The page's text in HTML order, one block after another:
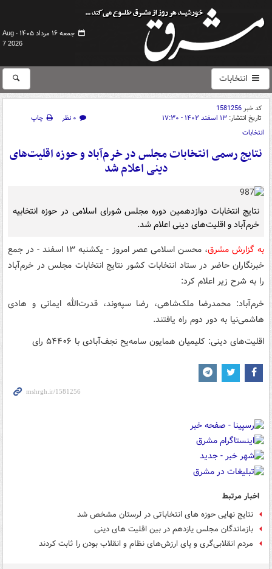
جمعه ۱۶ مرداد ۱۴۰۵ -
Aug
7 2026
انتخابات
کد خبر1581256
تاریخ انتشار: ۱۳ اسفند ۱۴۰۲ - ۱۷:۳۰ ۰ نظر
چاپ
انتخابات
نتایج رسمی انتخابات مجلس در خرم‌آباد و حوزه اقلیت‌های
دینی اعلام شد
نتایج انتخابات دوازدهمین دوره مجلس شورای اسلامی در حوزه انتخابیه
خرم‌آباد و اقلیت‌های دینی اعلام شد.
به گزارش مشرق
، محسن اسلامی عصر امروز - یکشنبه ۱۳ اسفند - در جمع
خبرنگاران حاضر در ستاد انتخابات کشور نتایج انتخابات مجلس در خرم‌آباد
را به شرح زیر اعلام کرد:
خرم‌آباد: محمدرضا ملک‌شاهی، رضا سپه‌وند، قدرت‌الله ایمانی و هادی
هاشمی‌نیا به دور دوم راه یافتند.
اقلیت‌های دینی: کلیمیان همایون سامه‌یح نجف‌آبادی با ۵۴۴۰۶ رای
اخبار مرتبط
نتایج نهایی حوزه های انتخاباتی در لرستان مشخص شد
بازماندگان مجلس یازدهم در بین اقلیت های دینی
مردم انقلابی‌گری و پای ارزش‌های نظام و انقلاب بودن را ثابت کردند